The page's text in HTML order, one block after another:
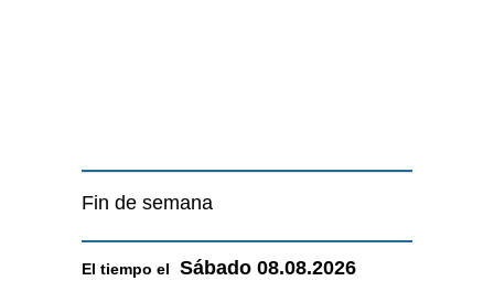
Fin de semana
El tiempo el Sábado 08.08.2026